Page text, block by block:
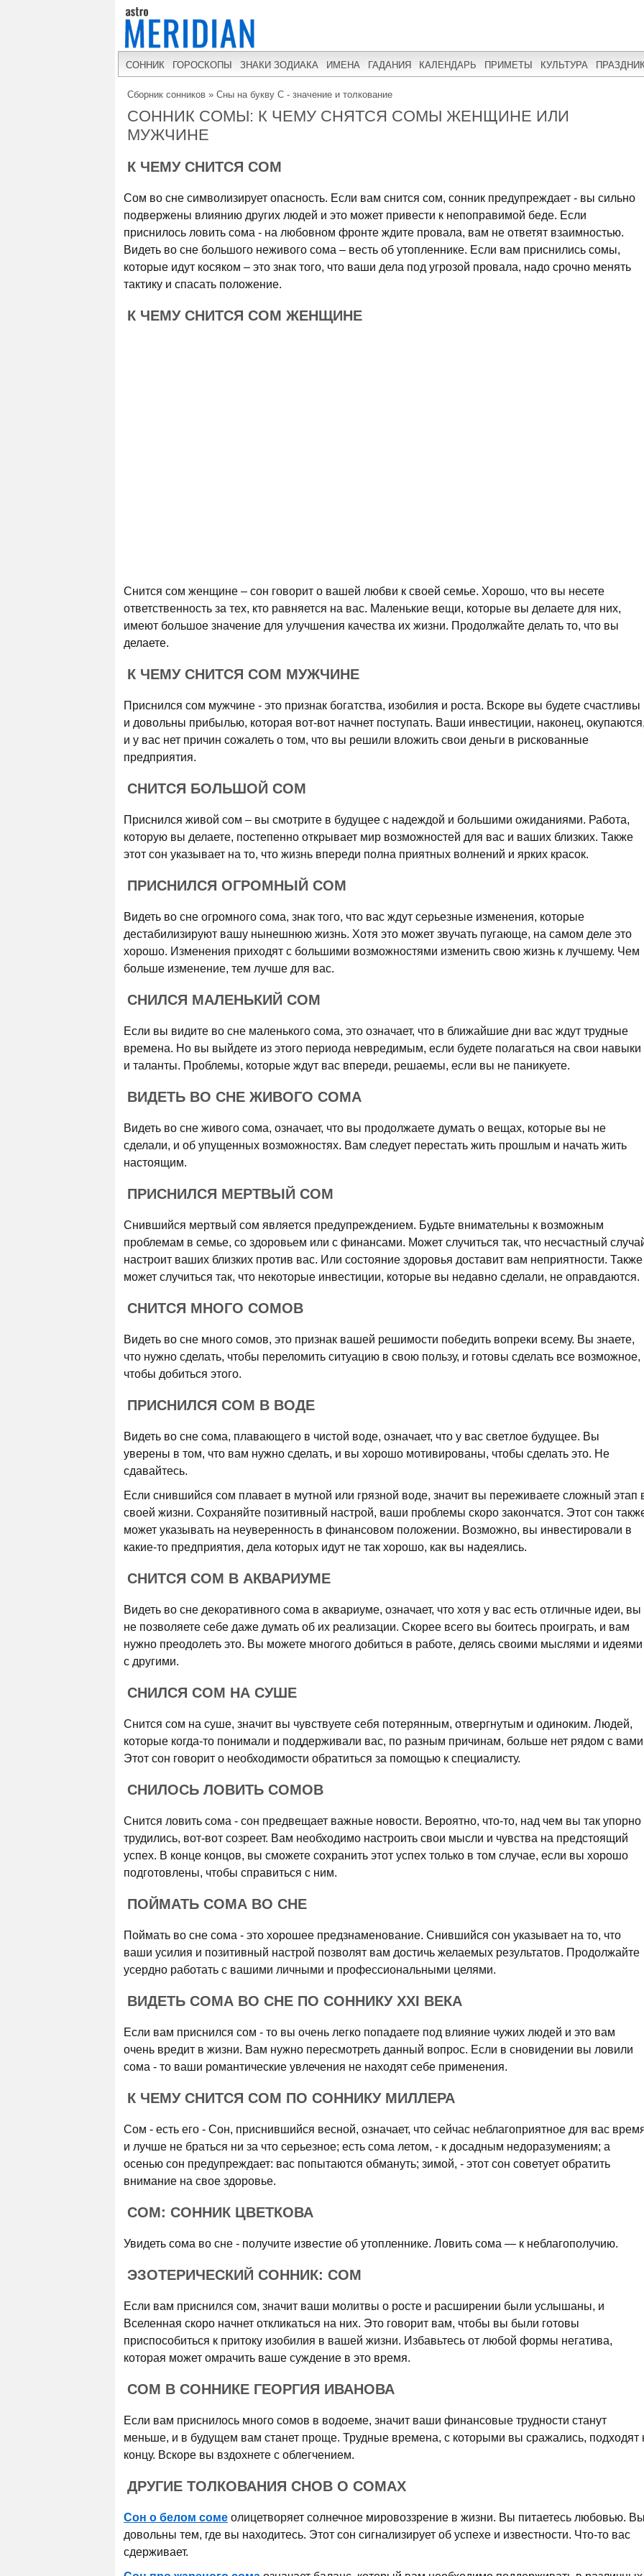
СОННИК ГОРОСКОПЫ ЗНАКИ ЗОДИАКА ИМЕНА ГАДАНИЯ КАЛЕНДАРЬ ПРИМЕТЫ КУЛЬТУРА
Сборник сонников » Сны на букву С - значение и толкование
СОННИК СОМЫ: К ЧЕМУ СНЯТСЯ СОМЫ ЖЕНЩИНЕ ИЛИ
МУЖЧИНЕ
К ЧЕМУ СНИТСЯ СОМ
Сом во сне символизирует опасность. Если вам снится сом, сонник предупреждает - вы сильно
подвержены влиянию других людей и это может привести к непоправимой беде. Если
приснилось ловить сома - на любовном фронте ждите провала, вам не ответят взаимностью.
Видеть во сне большого неживого сома – весть об утопленнике. Если вам приснились сомы,
которые идут косяком – это знак того, что ваши дела под угрозой провала, надо срочно менять
тактику и спасать положение.
К ЧЕМУ СНИТСЯ СОМ ЖЕНЩИНЕ
Снится сом женщине – сон говорит о вашей любви к своей семье. Хорошо, что вы несете
ответственность за тех, кто равняется на вас. Маленькие вещи, которые вы делаете для них,
имеют большое значение для улучшения качества их жизни. Продолжайте делать то, что вы
делаете.
К ЧЕМУ СНИТСЯ СОМ МУЖЧИНЕ
Приснился сом мужчине - это признак богатства, изобилия и роста. Вскоре вы будете счастливы
и довольны прибылью, которая вот-вот начнет поступать. Ваши инвестиции, наконец,
и у вас нет причин сожалеть о том, что вы решили вложить свои деньги в рискованные
предприятия.
СНИТСЯ БОЛЬШОЙ СОМ
Приснился живой сом – вы смотрите в будущее с надеждой и большими ожиданиями. Работа,
которую вы делаете, постепенно открывает мир возможностей для вас и ваших близких. Также
этот сон указывает на то, что жизнь впереди полна приятных волнений и ярких красок.
ПРИСНИЛСЯ ОГРОМНЫЙ СОМ
Видеть во сне огромного сома, знак того, что вас ждут серьезные изменения, которые
дестабилизируют вашу нынешнюю жизнь. Хотя это может звучать пугающе, на самом деле это
хорошо. Изменения приходят с большими возможностями изменить свою жизнь к лучшему. Чем
больше изменение, тем лучше для вас.
СНИЛСЯ МАЛЕНЬКИЙ СОМ
Если вы видите во сне маленького сома, это означает, что в ближайшие дни вас ждут трудные
времена. Но вы выйдете из этого периода невредимым, если будете полагаться на свои навыки
и таланты. Проблемы, которые ждут вас впереди, решаемы, если вы не паникуете.
ВИДЕТЬ ВО СНЕ ЖИВОГО СОМА
Видеть во сне живого сома, означает, что вы продолжаете думать о вещах, которые вы не
сделали, и об упущенных возможностях. Вам следует перестать жить прошлым и начать жить
настоящим.
ПРИСНИЛСЯ МЕРТВЫЙ СОМ
Снившийся мертвый сом является предупреждением. Будьте внимательны к возможным
проблемам в семье, со здоровьем или с финансами. Может случиться так, что несчастный
настроит ваших близких против вас. Или состояние здоровья доставит вам неприятности. Также
может случиться так, что некоторые инвестиции, которые вы недавно сделали, не оправдаются.
СНИТСЯ МНОГО СОМОВ
Видеть во сне много сомов, это признак вашей решимости победить вопреки всему. Вы знаете,
что нужно сделать, чтобы переломить ситуацию в свою пользу, и готовы сделать все возможное,
чтобы добиться этого.
ПРИСНИЛСЯ СОМ В ВОДЕ
Видеть во сне сома, плавающего в чистой воде, означает, что у вас светлое будущее. Вы
уверены в том, что вам нужно сделать, и вы хорошо мотивированы, чтобы сделать это. Не
сдавайтесь.
Если снившийся сом плавает в мутной или грязной воде, значит вы переживаете сложный этап
своей жизни. Сохраняйте позитивный настрой, ваши проблемы скоро закончатся. Этот сон
может указывать на неуверенность в финансовом положении. Возможно, вы инвестировали в
какие-то предприятия, дела которых идут не так хорошо, как вы надеялись.
СНИТСЯ СОМ В АКВАРИУМЕ
Видеть во сне декоративного сома в аквариуме, означает, что хотя у вас есть отличные идеи, вы
не позволяете себе даже думать об их реализации. Скорее всего вы боитесь проиграть, и вам
нужно преодолеть это. Вы можете многого добиться в работе, делясь своими мыслями и идеями
с другими.
СНИЛСЯ СОМ НА СУШЕ
Снится сом на суше, значит вы чувствуете себя потерянным, отвергнутым и одиноким. Людей,
которые когда-то понимали и поддерживали вас, по разным причинам, больше нет рядом с
Этот сон говорит о необходимости обратиться за помощью к специалисту.
СНИЛОСЬ ЛОВИТЬ СОМОВ
Снится ловить сома - сон предвещает важные новости. Вероятно, что-то, над чем вы так упорно
трудились, вот-вот созреет. Вам необходимо настроить свои мысли и чувства на предстоящий
успех. В конце концов, вы сможете сохранить этот успех только в том случае, если вы хорошо
подготовлены, чтобы справиться с ним.
ПОЙМАТЬ СОМА ВО СНЕ
Поймать во сне сома - это хорошее предзнаменование. Снившийся сон указывает на то, что
ваши усилия и позитивный настрой позволят вам достичь желаемых результатов. Продолжайте
усердно работать с вашими личными и профессиональными целями.
ВИДЕТЬ СОМА ВО СНЕ ПО СОННИКУ XXI ВЕКА
Если вам приснился сом - то вы очень легко попадаете под влияние чужих людей и это вам
очень вредит в жизни. Вам нужно пересмотреть данный вопрос. Если в сновидении вы ловили
сома - то ваши романтические увлечения не находят себе применения.
К ЧЕМУ СНИТСЯ СОМ ПО СОННИКУ МИЛЛЕРА
Сом - есть его - Сон, приснившийся весной, означает, что сейчас неблагоприятное для вас
и лучше не браться ни за что серьезное; есть сома летом, - к досадным недоразумениям; а
осенью сон предупреждает: вас попытаются обмануть; зимой, - этот сон советует обратить
внимание на свое здоровье.
СОМ: СОННИК ЦВЕТКОВА
Увидеть сома во сне - получите известие об утопленнике. Ловить сома — к неблагополучию.
ЭЗОТЕРИЧЕСКИЙ СОННИК: СОМ
Если вам приснился сом, значит ваши молитвы о росте и расширении были услышаны, и
Вселенная скоро начнет откликаться на них. Это говорит вам, чтобы вы были готовы
приспособиться к притоку изобилия в вашей жизни. Избавьтесь от любой формы негатива,
которая может омрачить ваше суждение в это время.
СОМ В СОННИКЕ ГЕОРГИЯ ИВАНОВА
Если вам приснилось много сомов в водоеме, значит ваши финансовые трудности станут
меньше, и в будущем вам станет проще. Трудные времена, с которыми вы сражались, подходят
концу. Вскоре вы вздохнете с облегчением.
ДРУГИЕ ТОЛКОВАНИЯ СНОВ О СОМАХ
Сон о белом соме олицетворяет солнечное мировоззрение в жизни. Вы питаетесь любовью.
довольны тем, где вы находитесь. Этот сон сигнализирует об успехе и известности. Что-то вас
сдерживает.